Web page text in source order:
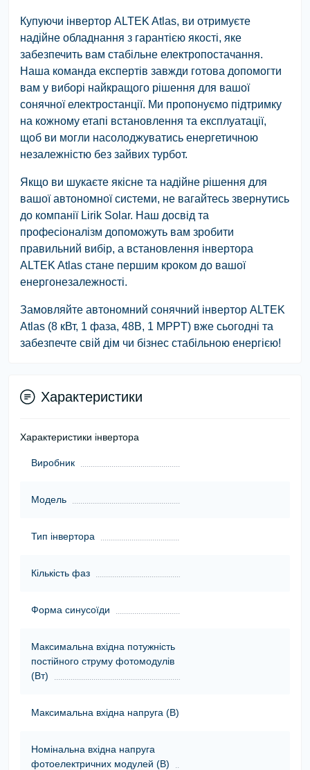
Купуючи інвертор ALTEK Atlas, ви отримуєте
надійне обладнання з гарантією якості, яке
забезпечить вам стабільне електропостачання.
Наша команда експертів завжди готова допомогти
вам у виборі найкращого рішення для вашої
сонячної електростанції. Ми пропонуємо підтримку
на кожному етапі встановлення та експлуатації,
щоб ви могли насолоджуватись енергетичною
незалежністю без зайвих турбот.
Якщо ви шукаєте якісне та надійне рішення для
вашої автономної системи, не вагайтесь звернутись
до компанії Lirik Solar. Наш досвід та
професіоналізм допоможуть вам зробити
правильний вибір, а встановлення інвертора
ALTEK Atlas стане першим кроком до вашої
енергонезалежності.
Замовляйте автономний сонячний інвертор ALTEK
Atlas (8 кВт, 1 фаза, 48В, 1 MPPT) вже сьогодні та
забезпечте свій дім чи бізнес стабільною енергією!
Характеристики
Характеристики інвертора
Виробник
Модель
Тип інвертора
Кількість фаз
Форма синусоїди
Максимальна вхідна потужність
постійного струму фотомодулів
(Вт)
Максимальна вхідна напруга (В)
Номінальна вхідна напруга
фотоелектричних модулей (В)